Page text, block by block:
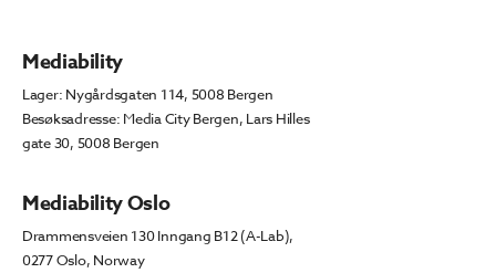
Mediability
Lager: Nygårdsgaten 114, 5008 Bergen
Besøksadresse: Media City Bergen, Lars Hilles
gate 30, 5008 Bergen
Mediability Oslo
Drammensveien 130 Inngang B12 (A-Lab),
0277 Oslo, Norway